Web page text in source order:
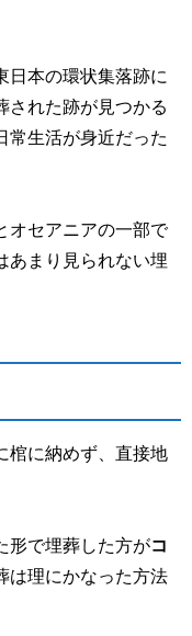
日本の環状集落跡に
された跡が見つかる
常生活が身近だった
オセアニアの一部で
あまり見られない埋
棺に納めず、直接地
形で埋葬した方がコ
は理にかなった方法